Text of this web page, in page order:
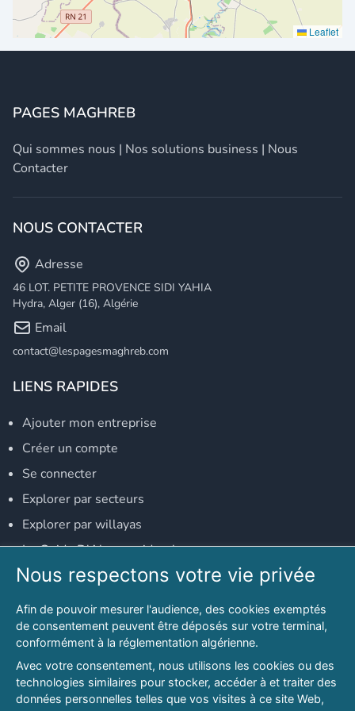
Leaflet
PAGES MAGHREB
Qui sommes nous | Nos solutions business | Nous
Contacter
NOUS CONTACTER
Adresse
46 LOT. PETITE PROVENCE SIDI YAHIA
Hydra, Alger (16), Algérie
Email
contact@lespagesmaghreb.com
LIENS RAPIDES
Ajouter mon entreprise
Créer un compte
Se connecter
Explorer par secteurs
Explorer par willayas
Le Guide D'Alger, guide-alger.com
NOS RÉSEAUX SOCIAUX
Notre page Facebook
Notre page LinkedIn
Notre page Instagram
Nous respectons votre vie privée
Afin de pouvoir mesurer l'audience, des cookies exemptés
de consentement peuvent être déposés sur votre terminal,
conformément à la réglementation algérienne.
Avec votre consentement, nous utilisons les cookies ou des
technologies similaires pour stocker, accéder à et traiter des
données personnelles telles que vos visites à ce site Web,